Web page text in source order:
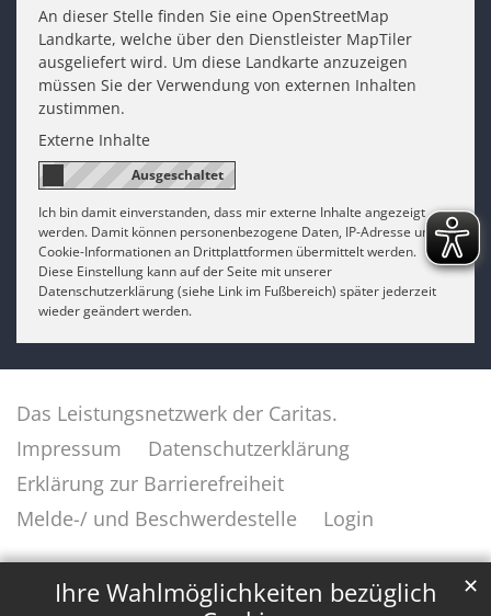
Ihre Wahlmöglichkeiten bezüglich
✕
An dieser Stelle finden Sie eine OpenStreetMap
Landkarte, welche über den Dienstleister MapTiler
ausgeliefert wird. Um diese Landkarte anzuzeigen
müssen Sie der Verwendung von externen Inhalten
zustimmen.
Externe Inhalte
Ich bin damit einverstanden, dass mir externe Inhalte angezeigt
werden. Damit können personenbezogene Daten, IP-Adresse und
Cookie-Informationen an Drittplattformen übermittelt werden.
Diese Einstellung kann auf der Seite mit unserer
Datenschutzerklärung (siehe Link im Fußbereich) später jederzeit
wieder geändert werden.
Das Leistungsnetzwerk der Caritas.
Impressum
Datenschutzerklärung
Erklärung zur Barrierefreiheit
Melde-/ und Beschwerdestelle
Login